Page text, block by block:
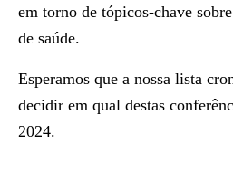
em torno de tópicos-chave
de saúde.
Esperamos que a nossa lista
decidir em qual destas
2024.